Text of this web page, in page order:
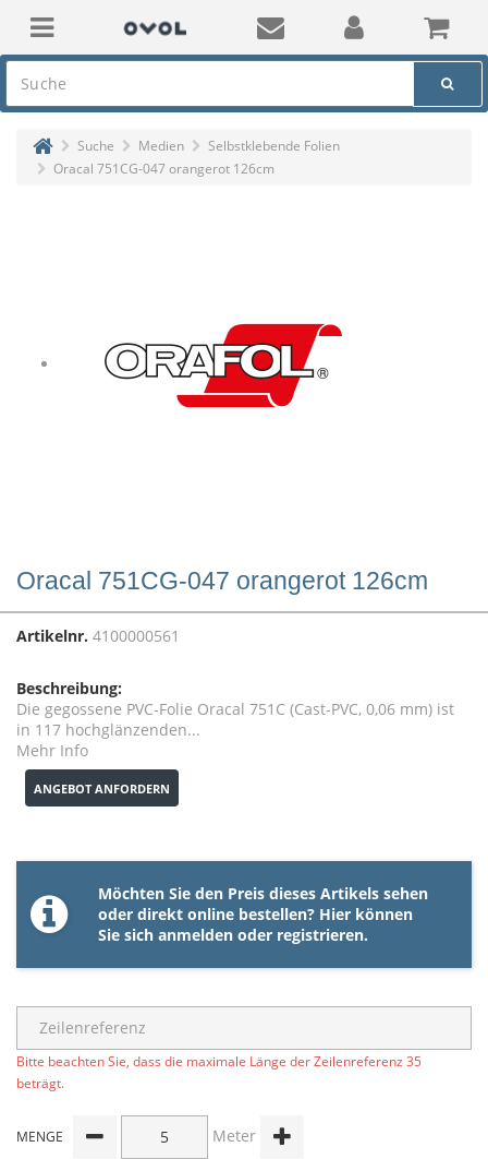
Suche Medien
Selbstklebende Folien
Oracal 751CG-047 orangerot 126cm
Oracal 751CG-047 orangerot 126cm
Artikelnr. 4100000561
Beschreibung:
Die gegossene PVC-Folie Oracal 751C (Cast-PVC, 0,06 mm) ist
in 117 hochglänzenden...
Mehr Info
ANGEBOT ANFORDERN
Möchten Sie den Preis dieses Artikels sehen
oder direkt online bestellen? Hier können
Sie sich anmelden oder registrieren.
Bitte beachten Sie, dass die maximale Länge der Zeilenreferenz 35
beträgt.
MENGE Meter